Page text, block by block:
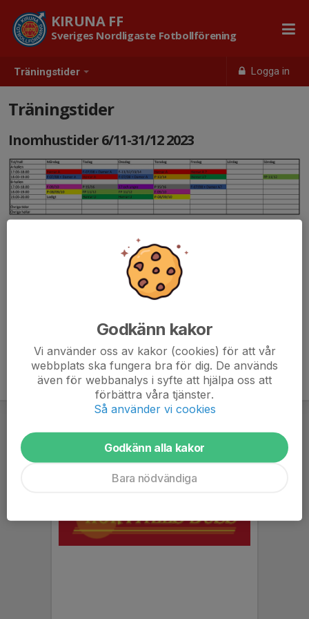
Träningstider Logga in
KIRUNA FF
Sveriges Nordligaste Fotbollförening
Träningstider
Inomhustider 6/11-31/12 2023
Träningstider Nya Hjampis fram till 31/12-2023
Godkänn kakor
Vi använder oss av kakor (cookies) för att vår
webbplats ska fungera bra för dig. De används
även för webbanalys i syfte att hjälpa oss att
förbättra våra tjänster.
Så använder vi cookies
Godkänn alla kakor
Bara nödvändiga